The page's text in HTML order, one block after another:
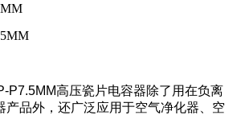
P7.5MM高压瓷片电容器除了用在负离
产品外，还广泛应用于空气净化器、空